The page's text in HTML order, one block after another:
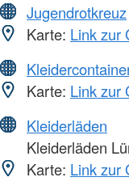
Jugendrotkreuz
Karte: Link zur
Karte: Link zur
Kleiderläden
Kleiderläden
Karte: Link zur